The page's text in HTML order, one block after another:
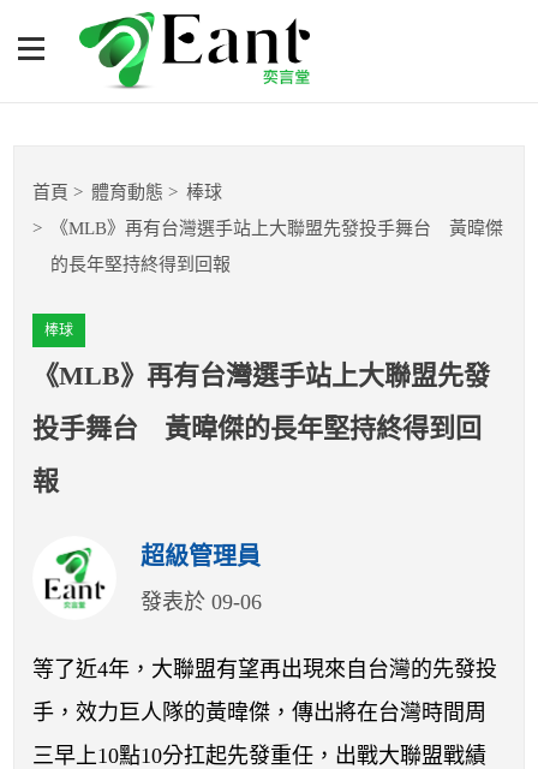
《MLB》再有台灣選手站上
大聯盟先發投手舞台 黃暐
籃球
棒球
球隊數據
明星分析師
運彩教學專區
首頁 體育動態
棒球
《MLB》再有台灣選手站上大聯盟先發投手舞台 黃暐傑
的長年堅持終得到回報
棒球
《MLB》再有台灣選手站上大聯盟先發
投手舞台 黃暐傑的長年堅持終得到回
報
超級管理員
發表於 09-06
等了近4年，大聯盟有望再出現來自台灣的先發投
手，效力巨人隊的黃暐傑，傳出將在台灣時間周
三早上10點10分扛起先發重任，出戰大聯盟戰績